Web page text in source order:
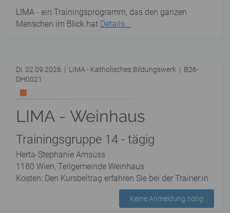
LIMA - ein Trainingsprogramm, das den ganzen
Menschen im Blick hat Details...
Di. 22.09.2026 | LIMA - Katholisches Bildungswerk | B26-
DH0021
LIMA - Weinhaus
Trainingsgruppe 14 - tägig
Herta-Stephanie Amsüss
1180 Wien, Teilgemeinde Weinhaus
Kosten: Den Kursbeitrag erfahren Sie bei der Trainer:in
Keine Anmeldung nötig